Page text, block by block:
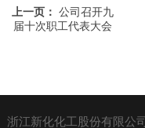
上一页： 公司召开九
届十次职工代表大会
浙江新化化工股份有限公司